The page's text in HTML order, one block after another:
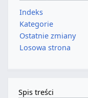
Indeks
Kategorie
Ostatnie zmiany
Losowa strona
Spis treści